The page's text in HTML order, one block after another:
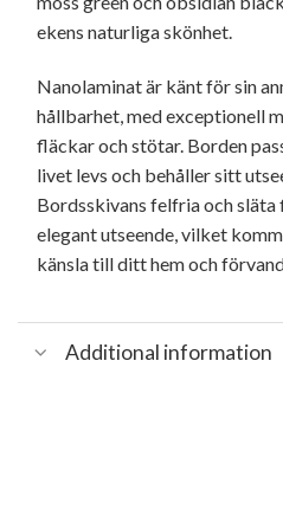
ekens naturliga skönhet.
Nanolaminat är känt för sin
hållbarhet, med exceptionell
fläckar och stötar. Borden
livet levs och behåller sitt
Bordsskivans felfria och
elegant utseende, vilket
känsla till ditt hem och
Additional information